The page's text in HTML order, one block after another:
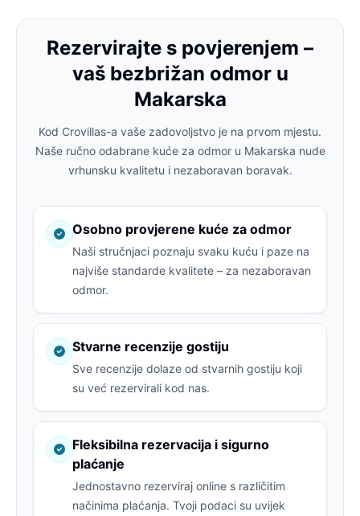
Rezervirajte s povjerenjem –
vaš bezbrižan odmor u
Makarska
Kod Crovillas-a vaše zadovoljstvo je na prvom mjestu.
Naše ručno odabrane kuće za odmor u Makarska nude
vrhunsku kvalitetu i nezaboravan boravak.
Osobno provjerene kuće za odmor
Naši stručnjaci poznaju svaku kuću i paze na
najviše standarde kvalitete – za nezaboravan
odmor.
Stvarne recenzije gostiju
Sve recenzije dolaze od stvarnih gostiju koji
su već rezervirali kod nas.
Fleksibilna rezervacija i sigurno
plaćanje
Jednostavno rezerviraj online s različitim
načinima plaćanja. Tvoji podaci su uvijek